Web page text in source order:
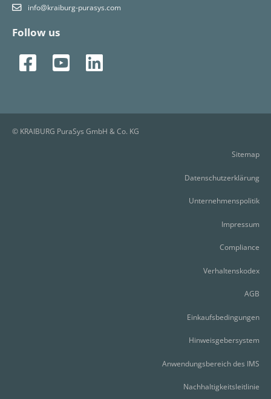
info@kraiburg-purasys.com
Follow us
© KRAIBURG PuraSys GmbH & Co. KG
Sitemap
Datenschutzerklärung
Unternehmenspolitik
Impressum
Compliance
Verhaltenskodex
AGB
Einkaufsbedingungen
Hinweisgebersystem
Anwendungsbereich des IMS
Nachhaltigkeitsleitlinie